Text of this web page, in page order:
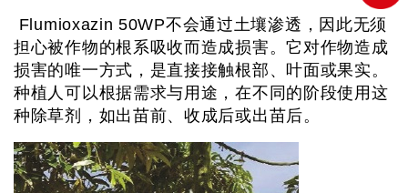
Flumioxazin 50WP不会通过土壤渗透，因此无须
担心被作物的根系吸收而造成损害。它对作物造成
损害的唯一方式，是直接接触根部、叶面或果实。
种植人可以根据需求与用途，在不同的阶段使用这
种除草剂，如出苗前、收成后或出苗后。